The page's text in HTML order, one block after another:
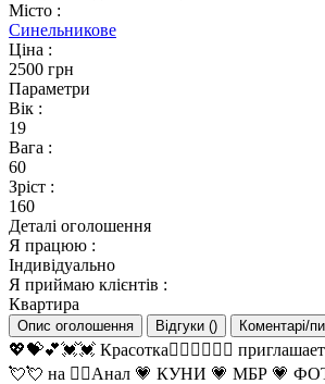
Місто :
Синельникове
Ціна :
2500 грн
Параметри
Вік :
19
Вага :
60
Зріст :
160
Деталі оголошення
Я працюю :
Індивідуально
Я приймаю клієнтів :
Квартира
Опис оголошення Відгуки () Коментарі/
💖💝💕💓💓 Красотка❤️‍🔥❤️‍🔥💘💖
💘💘 на ❤️‍🔥Анал 💗 КУНИ 💗 МБР 💗